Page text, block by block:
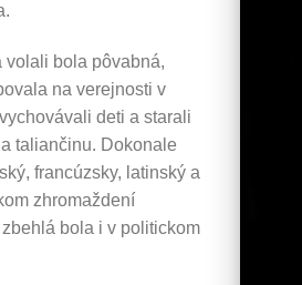
volali bola pôvabná,
na verejnosti v
deti a starali
taliančinu. Dokonale
francúzsky, latinský a
zhromaždení
bola i v politickom